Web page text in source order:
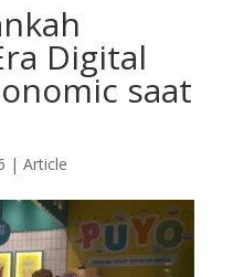
Digital
saat
| Article